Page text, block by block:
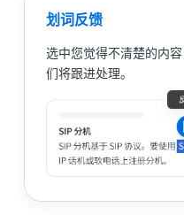
划词反馈
选中您觉得不清楚的内
们将跟进处理。